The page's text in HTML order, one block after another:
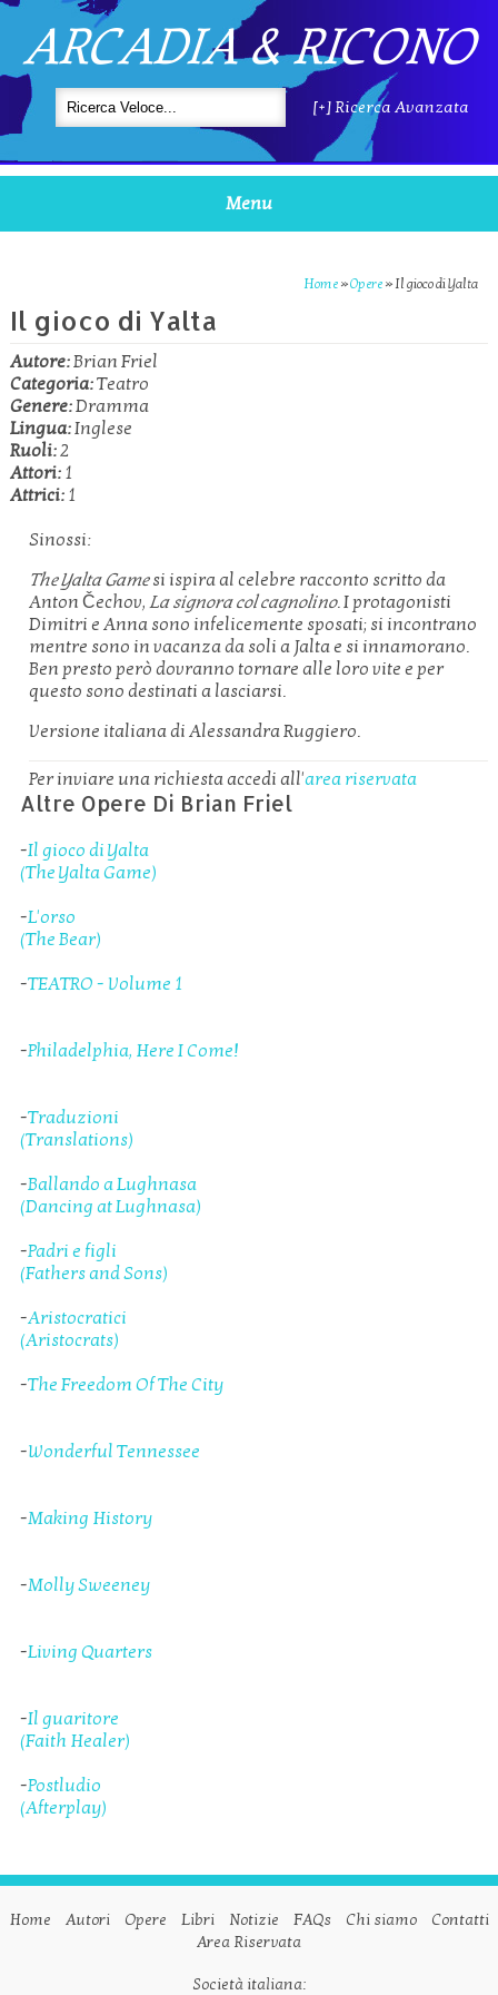
ARCADIA & RICONO
[+] Ricerca Avanzata
Menu
Home »Opere » Il gioco di Yalta
Il gioco di Yalta
Autore:Brian Friel
Categoria:Teatro
Genere:Dramma
Lingua:Inglese
Ruoli:2
Attori:1
Attrici:1
Sinossi:
The Yalta Gamesi ispira al celebre racconto scritto da
Anton Čechov,La signora col cagnolino. I protagonisti
Dimitri e Anna sono infelicemente sposati; si incontrano
mentre sono in vacanza da soli a Jalta e si innamorano.
Ben presto però dovranno tornare alle loro vite e per
questo sono destinati a lasciarsi.
Versione italiana di Alessandra Ruggiero.
Per inviare una richiesta accedi all'area riservata
Altre Opere Di Brian Friel
-Il gioco di Yalta
(The Yalta Game)
-L'orso
(The Bear)
-TEATRO - Volume 1
-Philadelphia, Here I Come!
-Traduzioni
(Translations)
-Ballando a Lughnasa
(Dancing at Lughnasa)
-Padri e figli
(Fathers and Sons)
-Aristocratici
(Aristocrats)
-The Freedom Of The City
-Wonderful Tennessee
-Making History
-Molly Sweeney
-Living Quarters
-Il guaritore
(Faith Healer)
-Postludio
(Afterplay)
Home Autori Opere Libri Notizie FAQs Chi siamo
Contatti
Area Riservata
Società italiana: